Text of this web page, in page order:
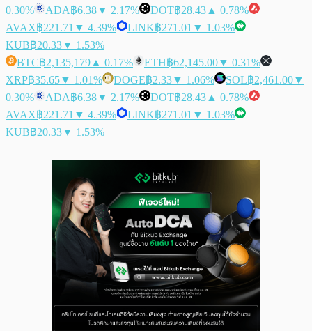
0.30%
ADA฿6.38▼ 2.17% DOT฿28.43 ▲ 0.78%
AVAX฿221.71 ▼ 4.39% LINK฿271.01 ▼ 1.03%
KUB฿20.33▼ 1.53%
BTC฿2,135,179 ▲ 0.17% ETH฿62,145.00▼ 0.31%
XRP฿35.65▼ 1.01% DOGE฿2.33▼ 1.06% SOL฿2,461.00▼
0.30%
ADA฿6.38▼ 2.17% DOT฿28.43 ▲ 0.78%
AVAX฿221.71 ▼ 4.39% LINK฿271.01 ▼ 1.03%
KUB฿20.33▼ 1.53%